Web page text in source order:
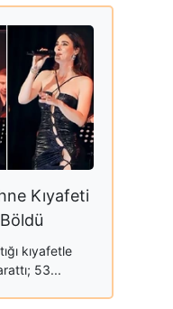
Kıyafeti
kıyafetle
53...